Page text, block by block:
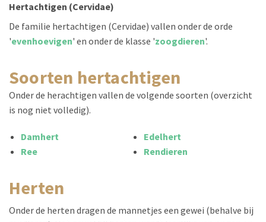
Hertachtigen (Cervidae)
De familie hertachtigen (Cervidae) vallen onder de orde
'evenhoevigen' en onder de klasse 'zoogdieren'.
soorten hertachtigen
Onder de herachtigen vallen de volgende soorten (overzicht
is nog niet volledig).
Damhert
Ree
Edelhert
Rendieren
herten
Onder de herten dragen de mannetjes een gewei (behalve bij